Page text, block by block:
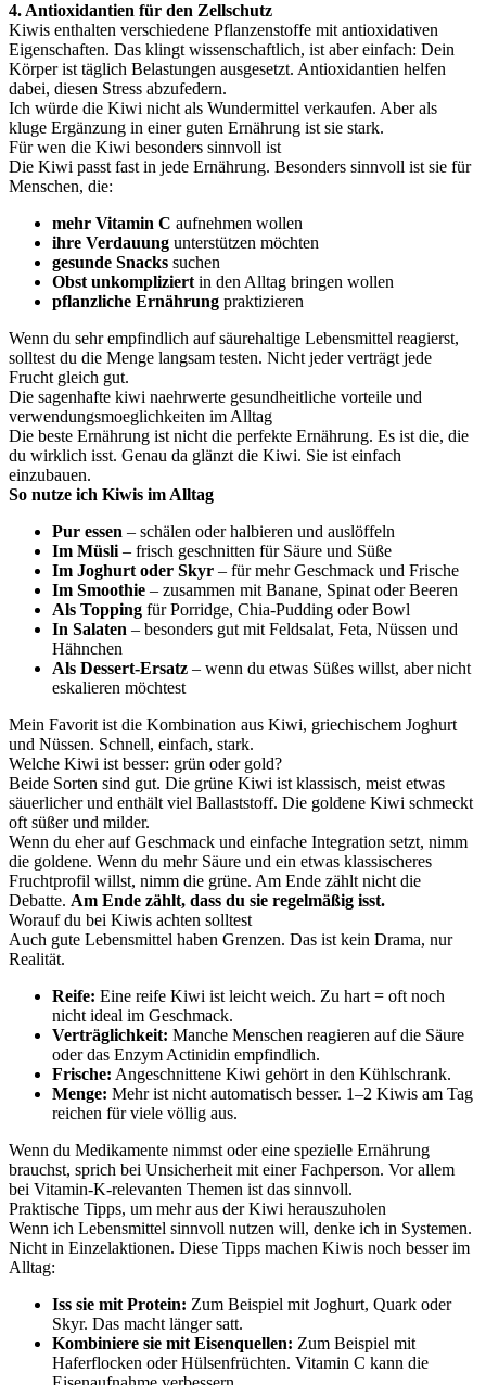
4. Antioxidantien für den Zellschutz
Kiwis enthalten verschiedene Pflanzenstoffe mit antioxidativen
Eigenschaften. Das klingt wissenschaftlich, ist aber einfach: Dein
Körper ist täglich Belastungen ausgesetzt. Antioxidantien helfen
dabei, diesen Stress abzufedern.
Ich würde die Kiwi nicht als Wundermittel verkaufen. Aber als
kluge Ergänzung in einer guten Ernährung ist sie stark.
Für wen die Kiwi besonders sinnvoll ist
Die Kiwi passt fast in jede Ernährung. Besonders sinnvoll ist sie für
Menschen, die:
mehr Vitamin C aufnehmen wollen
ihre Verdauung unterstützen möchten
gesunde Snacks suchen
Obst unkompliziert in den Alltag bringen wollen
pflanzliche Ernährung praktizieren
Wenn du sehr empfindlich auf säurehaltige Lebensmittel reagierst,
solltest du die Menge langsam testen. Nicht jeder verträgt jede
Frucht gleich gut.
Die sagenhafte kiwi naehrwerte gesundheitliche vorteile und
verwendungsmoeglichkeiten im Alltag
Die beste Ernährung ist nicht die perfekte Ernährung. Es ist die, die
du wirklich isst. Genau da glänzt die Kiwi. Sie ist einfach
einzubauen.
So nutze ich Kiwis im Alltag
Pur essen – schälen oder halbieren und auslöffeln
Im Müsli – frisch geschnitten für Säure und Süße
Im Joghurt oder Skyr – für mehr Geschmack und Frische
Im Smoothie – zusammen mit Banane, Spinat oder Beeren
Als Topping für Porridge, Chia-Pudding oder Bowl
In Salaten – besonders gut mit Feldsalat, Feta, Nüssen und
Hähnchen
Als Dessert-Ersatz – wenn du etwas Süßes willst, aber nicht
eskalieren möchtest
Mein Favorit ist die Kombination aus Kiwi, griechischem Joghurt
und Nüssen. Schnell, einfach, stark.
Welche Kiwi ist besser: grün oder gold?
Beide Sorten sind gut. Die grüne Kiwi ist klassisch, meist etwas
säuerlicher und enthält viel Ballaststoff. Die goldene Kiwi schmeckt
oft süßer und milder.
Wenn du eher auf Geschmack und einfache Integration setzt, nimm
die goldene. Wenn du mehr Säure und ein etwas klassischeres
Fruchtprofil willst, nimm die grüne. Am Ende zählt nicht die
Debatte. Am Ende zählt, dass du sie regelmäßig isst.
Worauf du bei Kiwis achten solltest
Auch gute Lebensmittel haben Grenzen. Das ist kein Drama, nur
Realität.
Reife: Eine reife Kiwi ist leicht weich. Zu hart = oft noch
nicht ideal im Geschmack.
Verträglichkeit: Manche Menschen reagieren auf die Säure
oder das Enzym Actinidin empfindlich.
Frische: Angeschnittene Kiwi gehört in den Kühlschrank.
Menge: Mehr ist nicht automatisch besser. 1–2 Kiwis am Tag
reichen für viele völlig aus.
Wenn du Medikamente nimmst oder eine spezielle Ernährung
brauchst, sprich bei Unsicherheit mit einer Fachperson. Vor allem
bei Vitamin-K-relevanten Themen ist das sinnvoll.
Praktische Tipps, um mehr aus der Kiwi herauszuholen
Wenn ich Lebensmittel sinnvoll nutzen will, denke ich in Systemen.
Nicht in Einzelaktionen. Diese Tipps machen Kiwis noch besser im
Alltag:
Iss sie mit Protein: Zum Beispiel mit Joghurt, Quark oder
Skyr. Das macht länger satt.
Kombiniere sie mit Eisenquellen: Zum Beispiel mit
Haferflocken oder Hülsenfrüchten. Vitamin C kann die